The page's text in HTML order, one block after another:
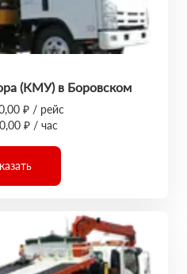
(КМУ) в Боровском
₽ / рейс
₽ / час